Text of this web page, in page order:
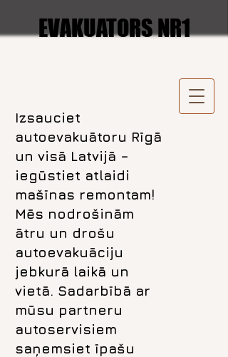
Izsauciet
autoevakuātoru Rīgā
un visā Latvijā –
iegūstiet atlaidi
mašīnas remontam!
Mēs nodrošinām
ātru un drošu
autoevakuāciju
jebkurā laikā un
vietā. Sadarbībā ar
mūsu partneru
autoservisiem
saņemsiet īpašu
EVAKUATORS NR1